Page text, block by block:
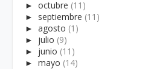
► octubre (11)
► septiembre (11)
► agosto (1)
► julio (9)
► junio (11)
► mayo (14)